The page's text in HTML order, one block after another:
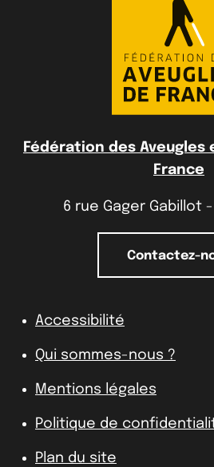
Fédération des Aveugles
France
6 rue Gager Gabillot -
Contactez-
Accessibilité
Qui sommes-nous ?
Mentions légales
Politique de
Plan du site